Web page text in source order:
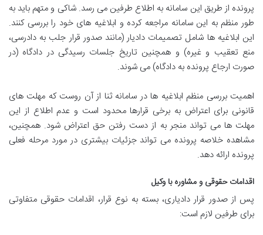
پرونده از طریق این سامانه به اطلاع طرفین می رسد. شاکی و متهم باید به
طور منظم به این سامانه مراجعه کرده و ابلاغیه های خود را بررسی کنند.
این ابلاغیه ها شامل تصمیمات دادیار (مانند صدور قرار جلب به دادرسی،
منع تعقیب و غیره) و همچنین تاریخ جلسات رسیدگی در دادگاه (در
صورت ارجاع پرونده به دادگاه) می شوند.
اهمیت بررسی منظم ابلاغیه ها در سامانه ثنا از آن روست که مهلت های
قانونی برای اعتراض به برخی قرارها محدود است و عدم اطلاع از این
مهلت ها می تواند منجر به از دست رفتن حق اعتراض شود. همچنین،
مشاهده خلاصه پرونده می تواند جزئیات بیشتری در مورد مرحله فعلی
پرونده ارائه دهد.
اقدامات حقوقی و مشاوره با وکیل
پس از صدور قرار دادیاری، بسته به نوع قرار، اقدامات حقوقی متفاوتی
برای طرفین لازم است: